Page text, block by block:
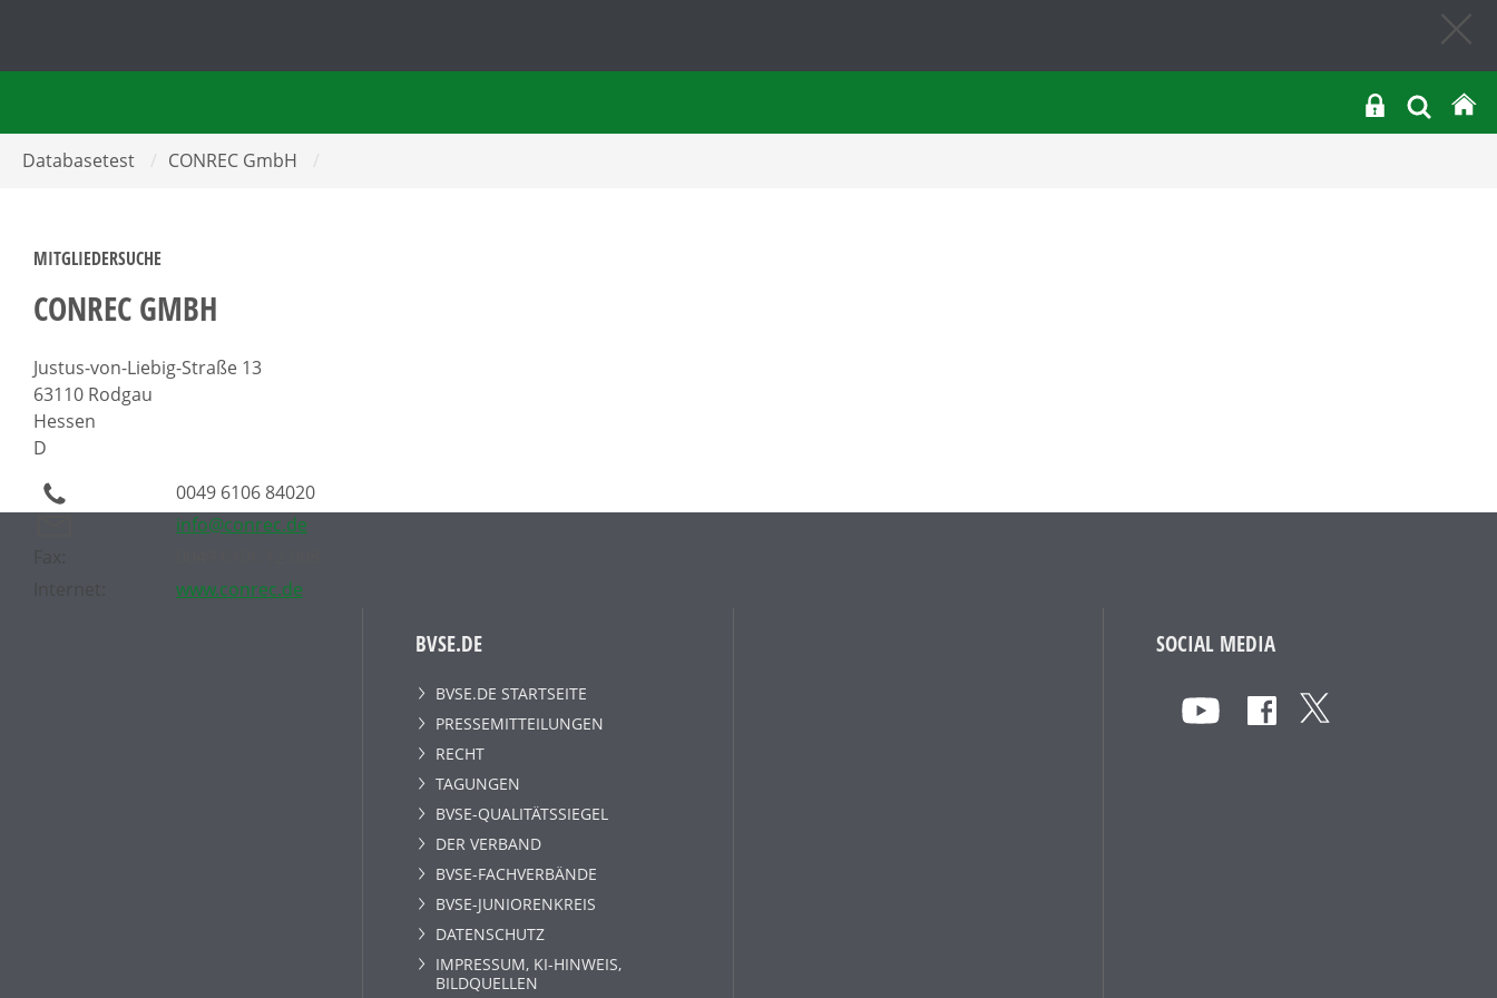
Databasetest / CONREC GmbH /
MITGLIEDERSUCHE
CONREC GMBH
Justus-von-Liebig-Straße 13
63110 Rodgau
Hessen
D
0049 6106 84020
info@conrec.de
www.conrec.de
BVSE.DE
BVSE.DE STARTSEITE
PRESSEMITTEILUNGEN
RECHT
TAGUNGEN
BVSE-QUALITÄTSSIEGEL
DER VERBAND
BVSE-FACHVERBÄNDE
BVSE-JUNIORENKREIS
DATENSCHUTZ
IMPRESSUM, KI-HINWEIS,
BILDQUELLEN
SOCIAL MEDIA